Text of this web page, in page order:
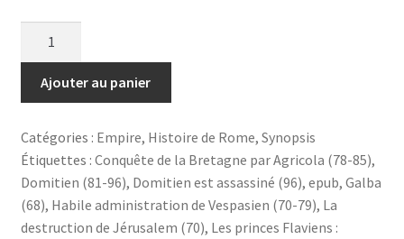
Flaviens-
numérique
(ebook)
Ajouter au panier
Catégories : Empire, Histoire de Rome, Synopsis
Étiquettes : Conquête de la Bretagne par Agricola (78-85),
Domitien (81-96), Domitien est assassiné (96), epub, Galba
(68), Habile administration de Vespasien (70-79), La
destruction de Jérusalem (70), Les princes Flaviens :